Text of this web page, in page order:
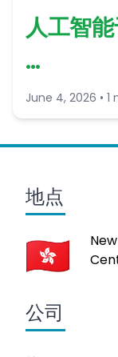
人工智
…
June 4, 2026 • 1
地点
公司